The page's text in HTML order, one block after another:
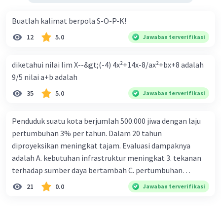
Buatlah kalimat berpola S-O-P-K!
12 5.0 Jawaban terverifikasi
diketahui nilai lim X--&gt;(-4) 4x²+14x-8/ax²+bx+8 adalah
9/5 nilai a+b adalah
35 5.0 Jawaban terverifikasi
Penduduk suatu kota berjumlah 500.000 jiwa dengan laju
pertumbuhan 3% per tahun. Dalam 20 tahun
diproyeksikan meningkat tajam. Evaluasi dampaknya
adalah A. kebutuhan infrastruktur meningkat 3. tekanan
terhadap sumber daya bertambah C. pertumbuhan
eksponensial berdampak jangka panjang D. tidak
memengaruhi tata ruang E. proyeksi penduduk penting
21 0.0 Jawaban terverifikasi